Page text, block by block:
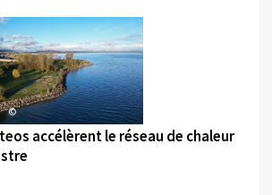
©
accélèrent le réseau de chaleur